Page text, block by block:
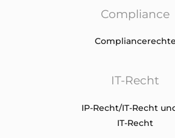
Compliance
Compliancerechte
IT-Recht
IP-Recht/IT-Recht
IT-Recht